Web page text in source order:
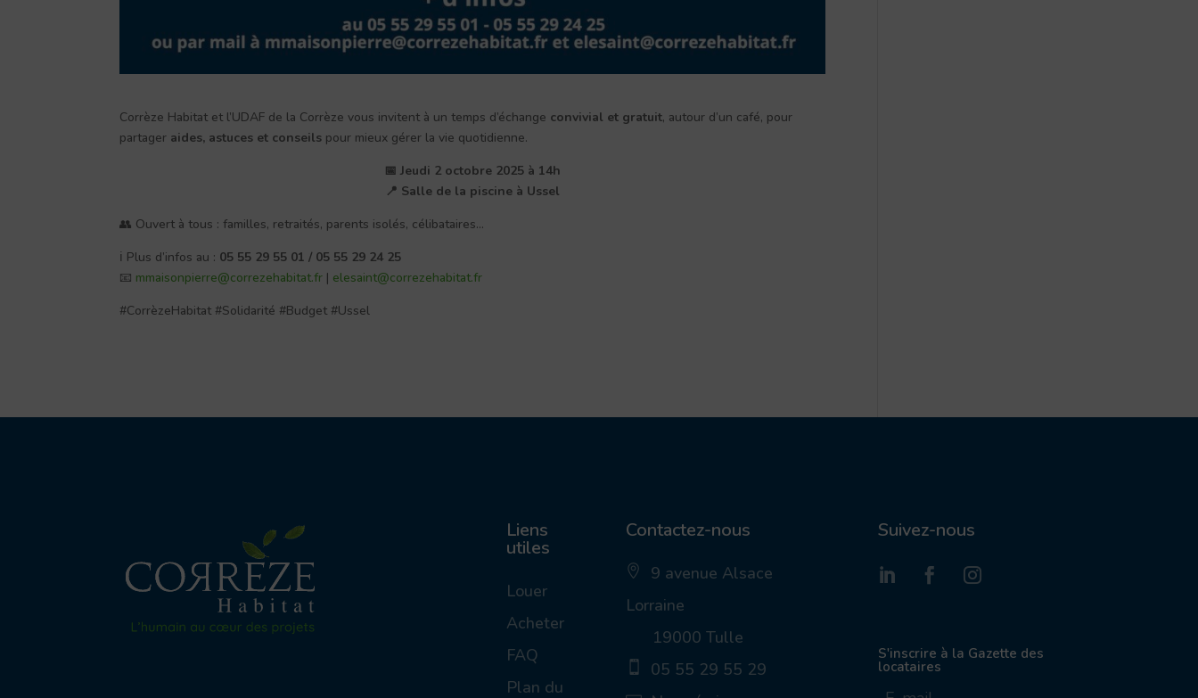
Corrèze Habitat et l’UDAF de la Corrèze vous invitent à un temps d’échange convivial et gratuit, autour d’un café, pour
partager aides, astuces et conseils pour mieux gérer la vie quotidienne.
📅 Jeudi 2 octobre 2025 à 14h
📍 Salle de la piscine à Ussel
👥 Ouvert à tous : familles, retraités, parents isolés, célibataires…
ℹ️ Plus d’infos au : 05 55 29 55 01 / 05 55 29 24 25
📧 mmaisonpierre@correzehabitat.fr | elesaint@correzehabitat.fr
#CorrèzeHabitat #Solidarité #Budget #Ussel
Liens
utiles
Louer
Acheter
FAQ
Plan du
Contactez-nous
on
lt
9 avenue Alsace
Lorraine
19000 Tulle
05 55 29 55 29
Suivez-nous
S'inscrire à la Gazette des
locataires